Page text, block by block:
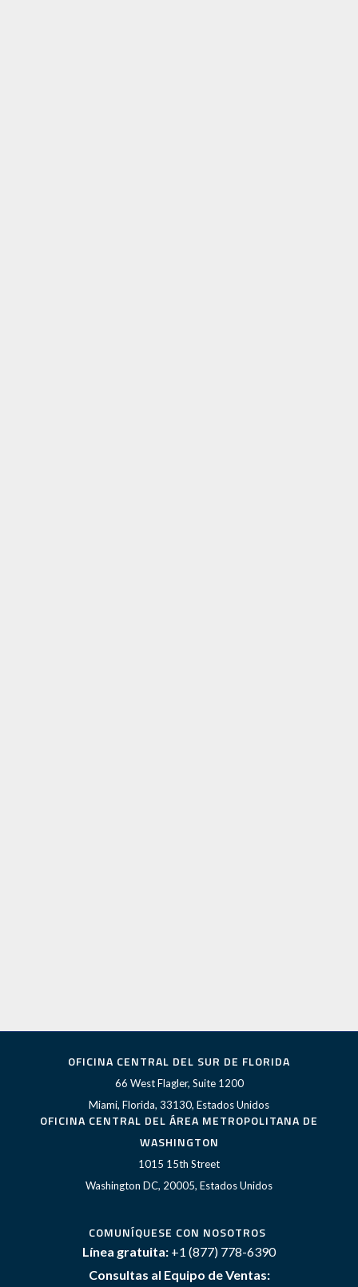
OFICINA CENTRAL DEL SUR DE FLORIDA
66 West Flagler, Suite 1200
Miami, Florida, 33130, Estados Unidos
OFICINA CENTRAL DEL ÁREA METROPOLITANA DE
WASHINGTON
1015 15th Street
Washington DC, 20005, Estados Unidos
COMUNÍQUESE CON NOSOTROS
Línea gratuita: +1 (877) 778-6390
Consultas al Equipo de Ventas: